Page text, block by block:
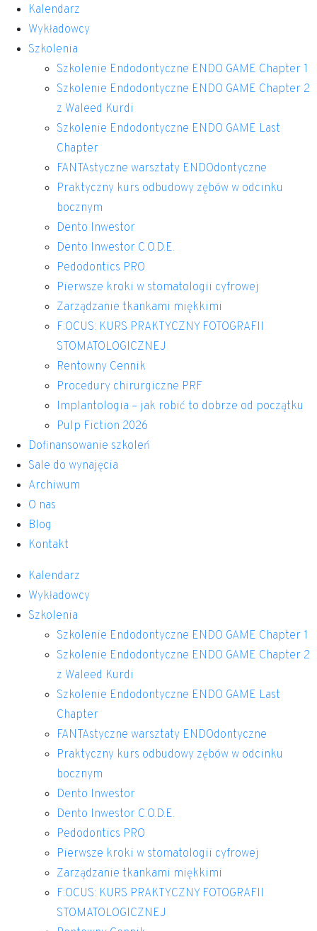
Przejdź
treści
Kalendarz
Wykładowcy
Szkolenia
Szkolenie Endodontyczne ENDO GAME Chapter 1
Szkolenie Endodontyczne ENDO GAME Chapter 2
z Waleed Kurdi
Szkolenie Endodontyczne ENDO GAME Last
Chapter
FANTAstyczne warsztaty ENDOdontyczne
Praktyczny kurs odbudowy zębów w odcinku
bocznym
Dento Inwestor
Dento Inwestor C.O.D.E.
Pedodontics PRO
Pierwsze kroki w stomatologii cyfrowej
Zarządzanie tkankami miękkimi
F:OCUS: KURS PRAKTYCZNY FOTOGRAFII
STOMATOLOGICZNEJ
Rentowny Cennik
Procedury chirurgiczne PRF
Implantologia – jak robić to dobrze od początku
Pulp Fiction 2026
Dofinansowanie szkoleń
Sale do wynajęcia
Archiwum
O nas
Blog
Kontakt
Kalendarz
Wykładowcy
Szkolenia
Szkolenie Endodontyczne ENDO GAME Chapter 1
Szkolenie Endodontyczne ENDO GAME Chapter 2
z Waleed Kurdi
Szkolenie Endodontyczne ENDO GAME Last
Chapter
FANTAstyczne warsztaty ENDOdontyczne
Praktyczny kurs odbudowy zębów w odcinku
bocznym
Dento Inwestor
Dento Inwestor C.O.D.E.
Pedodontics PRO
Pierwsze kroki w stomatologii cyfrowej
Zarządzanie tkankami miękkimi
F:OCUS: KURS PRAKTYCZNY FOTOGRAFII
STOMATOLOGICZNEJ